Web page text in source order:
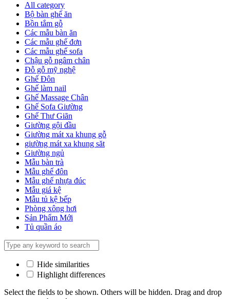
All category
Bộ bàn ghế ăn
Bồn tắm gỗ
Các mẫu bàn ăn
Các mẫu ghế đơn
Các mẫu ghế sofa
Chậu gỗ ngâm chân
Đỗ gỗ mỹ nghệ
Ghế Đôn
Ghế làm nail
Ghế Massage Chân
Ghế Sofa Giường
Ghế Thư Giãn
Giường gội đầu
Giường mát xa khung gỗ
giường mát xa khung săt
Giường ngủ
Mẫu bàn trà
Mẫu ghế đôn
Mẫu ghế nhựa đúc
Mẫu giá kệ
Mẫu tủ kệ bếp
Phòng xông hơi
Sản Phẩm Mới
Tủ quần áo
Hide similarities
Highlight differences
Select the fields to be shown. Others will be hidden. Drag and drop